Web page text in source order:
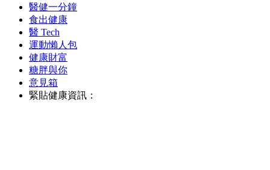
醫健一分鐘
食出健康
醫 Tech
運動懶人包
健康財富
糖胖與你
意見箱
緊貼健康資訊：